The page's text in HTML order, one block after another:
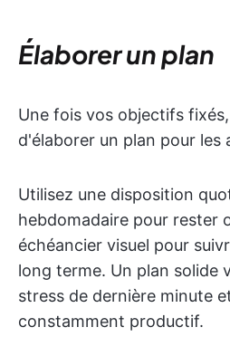
Élaborer un plan
Une fois vos objectifs
d'élaborer un plan pour les
Utilisez une disposition
hebdomadaire pour rester
échéancier visuel pour
long terme. Un plan solide
stress de dernière minute
constamment productif.